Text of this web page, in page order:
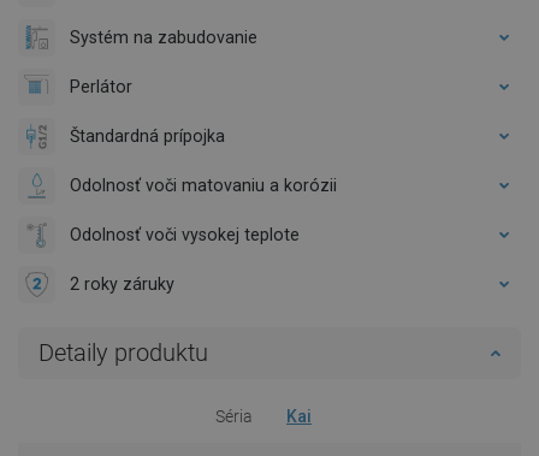
Systém na zabudovanie
Perlátor
Štandardná prípojka
Odolnosť voči matovaniu a korózii
Odolnosť voči vysokej teplote
2 roky záruky
Detaily produktu
Séria Kai